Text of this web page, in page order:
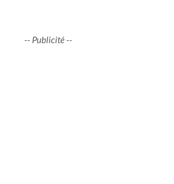
-- Publicité --